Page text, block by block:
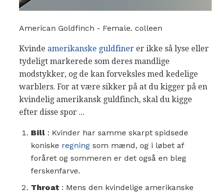
American Goldfinch - Female. colleen
Kvinde amerikanske guldfiner er ikke så lyse eller
tydeligt markerede som deres mandlige
modstykker, og de kan forveksles med kedelige
warblers. For at være sikker på at du kigger på en
kvindelig amerikansk guldfinch, skal du kigge
efter disse spor ...
Bill : Kvinder har samme skarpt spidsede
koniske regning som mænd, og i løbet af
foråret og sommeren er det også en bleg
ferskenfarve.
Throat : Mens den kvindelige amerikanske